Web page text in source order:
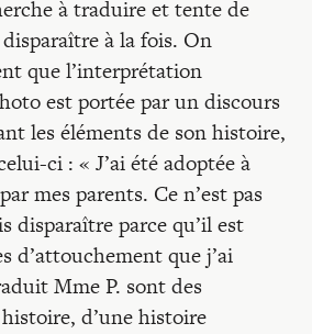
à traduire et tente de
à la fois. On
que l’interprétation
est portée par un discours
les éléments de son histoire,
ci : « J’ai été adoptée à
mes parents. Ce n’est pas
disparaître parce qu’il est
d’attouchement que j’ai
Mme P. sont des
d’une histoire